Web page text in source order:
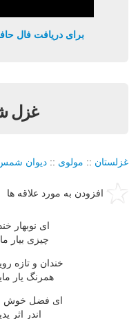
برای دریافت فال
غزل
غزلستان :: مولوی :: دیوان
افزودن به مورد علاقه ها
ای نوبهار
چیزی بیار
خندان و تازه
همرنگ یار
ای فضل خوش
اندر اثر